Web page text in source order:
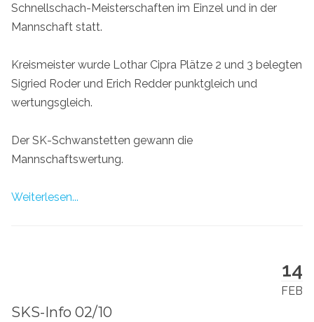
Schnellschach-Meisterschaften im Einzel und in der
Mannschaft statt.
Kreismeister wurde Lothar Cipra Plätze 2 und 3 belegten
Sigried Roder und Erich Redder punktgleich und
wertungsgleich.
Der SK-Schwanstetten gewann die
Mannschaftswertung.
Weiterlesen...
14
FEB
SKS-Info 02/10